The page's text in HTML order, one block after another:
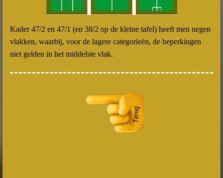
Kader 47/2 en 47/1 (en 38/2 op de kleine tafel) heeft men negen
vlakken, waarbij, voor de lagere categorieën, de beperkingen
niet gelden in het middelste vlak.